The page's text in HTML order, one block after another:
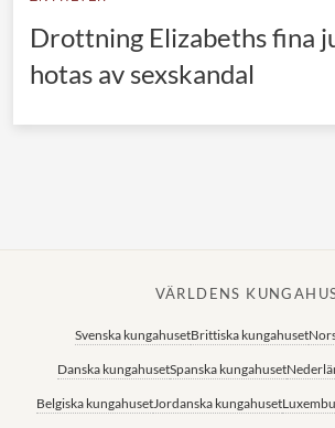
Drottning Elizabeths fina
hotas av sexskandal
VÄRLDENS
Svenska kungahusetBrittiska kungahuset
Danska kungahusetSpanska kungahuset
Belgiska kungahusetJordanska kungahuset